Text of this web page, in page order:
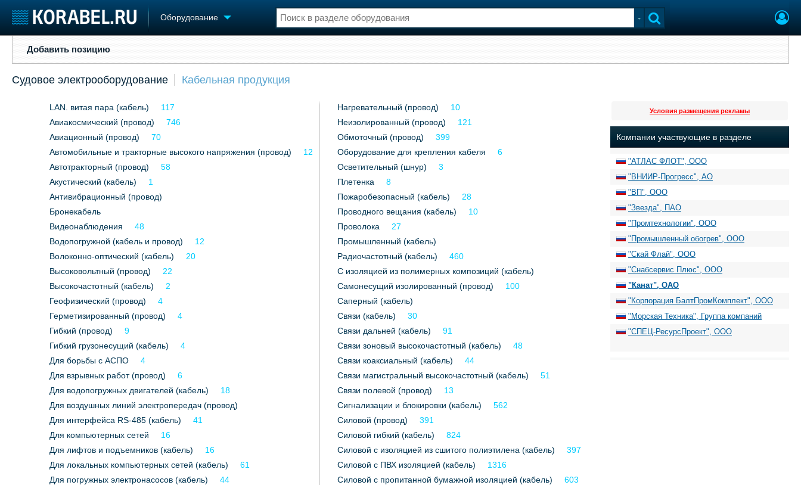
Оборудование
Судостроение
Пульс
Компании
Репутация
Журнал
Реклама
Торговая площадка
Доска объявлений
Оборудование
Изделия
Материалы
Услуги
Конференции
Выставки и семинары
Флот
Отзывы
Все службы
Добавить позицию
Судовое электрооборудование Кабельная продукция
LAN. витая пара (кабель)
117
Авиакосмический (провод)
746
Авиационный (провод)
70
Автомобильные и тракторные высокого напряжения (провод)
12
Автотракторный (провод)
58
Акустический (кабель)
1
Антивибрационный (провод)
Бронекабель
Видеонаблюдения
48
Водопогружной (кабель и провод)
12
Волоконно-оптический (кабель)
20
Высоковольтный (провод)
22
Высокочастотный (кабель)
2
Геофизический (провод)
4
Герметизированный (провод)
4
Гибкий (провод)
9
Гибкий грузонесущий (кабель)
4
Для борьбы с АСПО
4
Для взрывных работ (провод)
6
Для водопогружных двигателей (кабель)
18
Для воздушных линий электропередач (провод)
Для интерфейса RS-485 (кабель)
41
Для компьютерных сетей
16
Для лифтов и подъемников (кабель)
16
Для локальных компьютерных сетей (кабель)
61
Для погружных электронасосов (кабель)
44
Нагревательный (провод)
10
Неизолированный (провод)
121
Обмоточный (провод)
399
Оборудование для крепления кабеля
6
Осветительный (шнур)
3
Плетенка
8
Пожаробезопасный (кабель)
28
Проводного вещания (кабель)
10
Проволока
27
Промышленный (кабель)
Радиочастотный (кабель)
460
С изоляцией из полимерных композиций (кабель)
Самонесущий изолированный (провод)
100
Саперный (кабель)
Связи (кабель)
30
Связи дальней (кабель)
91
Связи зоновый высокочастотный (кабель)
48
Связи коаксиальный (кабель)
44
Связи магистральный высокочастотный (кабель)
51
Связи полевой (провод)
13
Сигнализации и блокировки (кабель)
562
Силовой (провод)
391
Силовой гибкий (кабель)
824
Силовой с изоляцией из сшитого полиэтилена (кабель)
397
Силовой с ПВХ изоляцией (кабель)
1316
Силовой с пропитанной бумажной изоляцией (кабель)
603
Условия размещения рекламы
Компании участвующие в разделе
"АТЛАС ФЛОТ", ООО
"ВНИИР-Прогресс", АО
"ВП", ООО
"Звезда", ПАО
"Промтехнологии", ООО
"Промышленный обогрев", ООО
"Скай Флай", ООО
"Снабсервис Плюс", ООО
"Канат", ОАО
"Корпорация БалтПромКомплект", ООО
"Морская Техника", Группа компаний
"СПЕЦ-РесурсПроект", ООО